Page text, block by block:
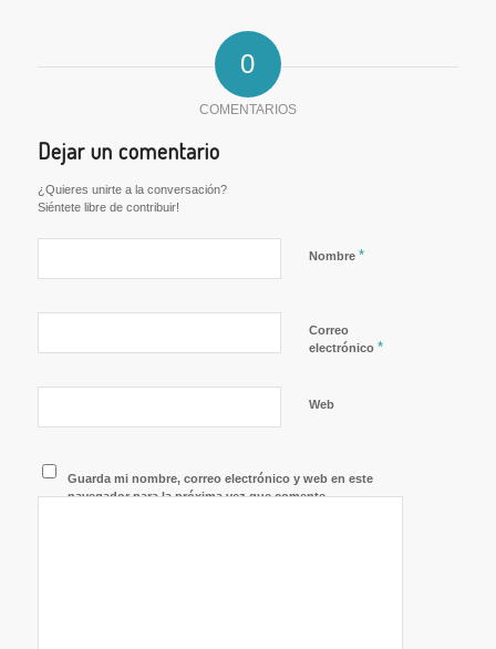
0
COMENTARIOS
Dejar un comentario
¿Quieres unirte a la conversación?
Siéntete libre de contribuir!
Nombre *
Correo
electrónico *
Web
Guarda mi nombre, correo electrónico y web en este
navegador para la próxima vez que comente.